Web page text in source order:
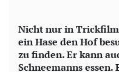
Nicht nur in
ein Hase den Hof
zu finden. Er kann
Schneemanns essen.